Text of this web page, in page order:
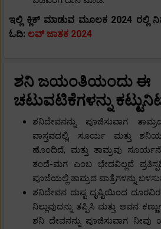
ಇಲ್ಲಿ ಕ್ಲಿಕ್ ಮಾಡುವ ಮೂಲಕ 2024 ರಲ್ಲಿ
ಓದಿ: ಲವ್ ಜಾತಕ 2024
ಶನಿ ಜಯಂತಿಯಂದು ಈ
ಚಟುವಟಿಕೆಗಳನ್ನು
ಶನಿದೇವನನ್ನು ಪೂಜಿಸುವಾಗ
ವಾಸ್ತವದಲ್ಲಿ, ಸೂರ್ಯ ಮತ್ತು
ಹೊಂದಿದೆ, ಮತ್ತು ತಾಮ್ರವು
ತಂದೆ-ಮಗ ಎಂಬ ಭೇದವಿಲ್ಲದೆ
ಪೂಜೆಯಲ್ಲಿ ತಾಮ್ರದ ಪಾತ್ರೆಗಳನ್ನು
ಶನಿದೇವನ ದುಷ್ಟ ದೃಷ್ಟಿಯಿಂದ
ನಿಲ್ಲುವುದನ್ನು ತಪ್ಪಿಸಿ ಮತ್ತು ಅವನ
ಶನಿ ದೇವನನ್ನು ಪೂಜಿಸುವಾಗ